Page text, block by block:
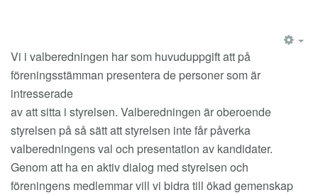
Vi i valberedningen har som huvuduppgift att på
föreningsstämman presentera de personer som är
intresserade
av att sitta i styrelsen. Valberedningen är oberoende
styrelsen på så sätt att styrelsen inte får påverka
valberedningens val och presentation av kandidater.
Genom att ha en aktiv dialog med styrelsen och
föreningens medlemmar vill vi bidra till ökad gemenskap